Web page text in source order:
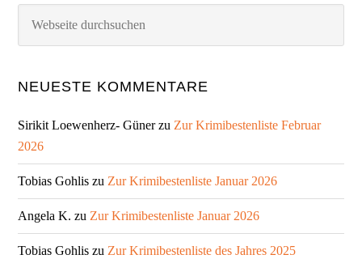
NEUESTE KOMMENTARE
Sirikit Loewenherz- Günerzu Zur Krimibestenliste Februar
2026
Tobias Gohlis zu Zur Krimibestenliste Januar 2026
Angela K. zu Zur Krimibestenliste Januar 2026
Tobias Gohlis zu Zur Krimibestenliste des Jahres 2025